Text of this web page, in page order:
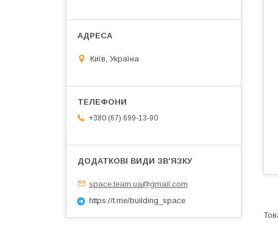
Київ, Україна
+380 (67) 699-13-90
space.team.ua@gmail.com
https://t.me/building_space